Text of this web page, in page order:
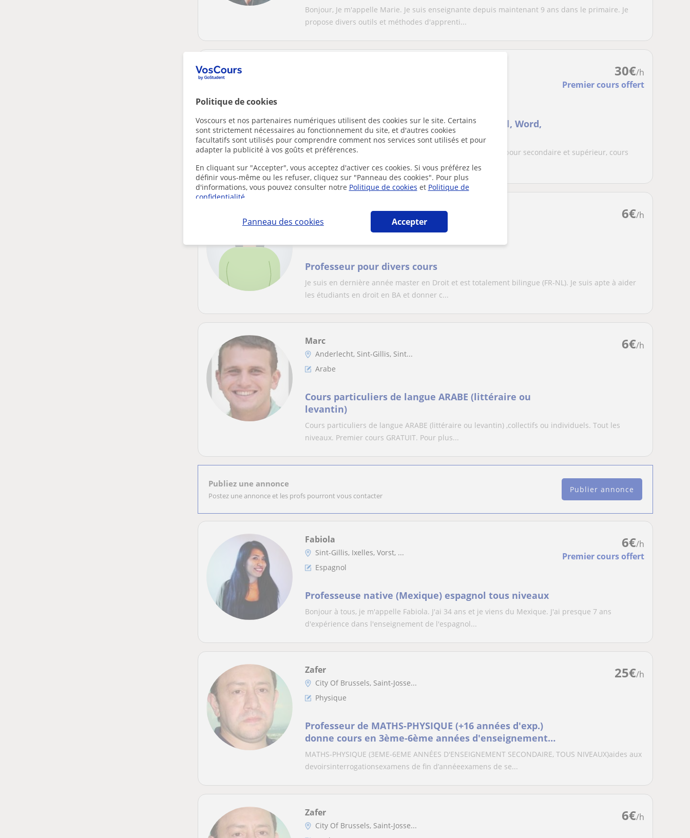
Politique de cookies
Voscours et nos partenaires numériques utilisent des cookies sur le site. Certains
sont strictement nécessaires au fonctionnement du site, et d'autres cookies
facultatifs sont utilisés pour comprendre comment nos services sont utilisés et pour
adapter la publicité à vos goûts et préférences.
En cliquant sur "Accepter", vous acceptez d'activer ces cookies. Si vous préférez les
définir vous-même ou les refuser, cliquez sur "Panneau des cookies". Pour plus
d'informations, vous pouvez consulter notre Politique de cookies et Politique de
confidentialité.
Panneau des cookies Accepter
Bonjour, Je m'appelle Marie. Je suis enseignante depuis maintenant 9 ans dans le primaire. Je
propose divers outils et méthodes d'apprenti...
30€/h
Premier cours offert
compta, finance, éco pol, bureautique (Excel, Word,
Access et Powerpoint)
Professeur donne (ook in het nederlands, also in english), pour secondaire et supérieur, cours
particuliers de comptabilité générale (y com...
6€/h
Halle, Anderlecht, Braine-L’A...
Professeur pour divers cours
Je suis en dernière année master en Droit et est totalement bilingue (FR-NL). Je suis apte à aider
les étudiants en droit en BA et donner c...
6€/h
Marc
Anderlecht, Sint-Gillis, Sint...
Arabe
Cours particuliers de langue ARABE (littéraire ou
levantin)
Cours particuliers de langue ARABE (littéraire ou levantin) ,collectifs ou individuels. Tout les
niveaux. Premier cours GRATUIT. Pour plus...
Publiez une annonce
Postez une annonce et les profs pourront vous contacter
Publier annonce
6€/h
Premier cours offert
Fabiola
Sint-Gillis, Ixelles, Vorst, ...
Espagnol
Professeuse native (Mexique) espagnol tous niveaux
Bonjour à tous, je m'appelle Fabiola. J'ai 34 ans et je viens du Mexique. J'ai presque 7 ans
d'expérience dans l'enseignement de l'espagnol...
25€/h
Zafer
City Of Brussels, Saint-Josse...
Physique
Professeur de MATHS-PHYSIQUE (+16 années d'exp.)
donne cours en 3ème-6ème années d'enseignement
secondaire, tous niveaux, à Bruxelles et en périphérie
MATHS-PHYSIQUE (3EME-6EME ANNÉES D'ENSEIGNEMENT SECONDAIRE, TOUS NIVEAUX)aides aux
devoirsinterrogationsexamens de fin d’annéeexamens de se...
6€/h
Zafer
City Of Brussels, Saint-Josse...